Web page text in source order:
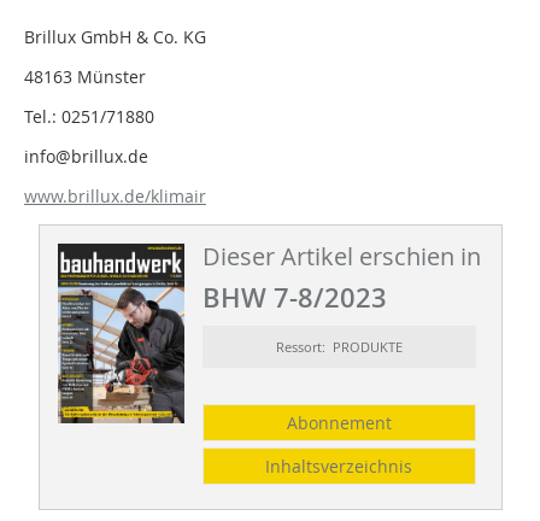
Brillux GmbH & Co. KG
48163 Münster
Tel.: 0251/71880
info@brillux.de
www.brillux.de/klimair
Dieser Artikel erschien in
BHW 7-8/2023
Ressort: PRODUKTE
Abonnement
Inhaltsverzeichnis